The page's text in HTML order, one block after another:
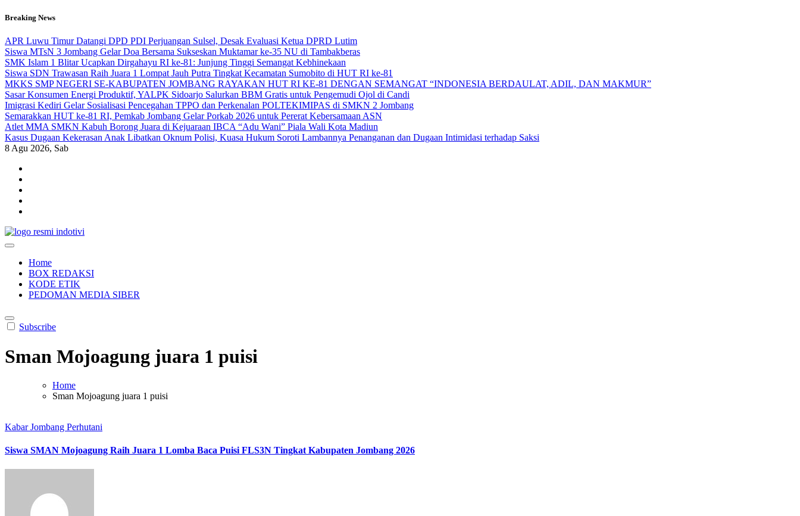
Skip
content
Breaking News
APR Luwu Timur Datangi DPD PDI Perjuangan Sulsel, Desak Evaluasi Ketua DPRD Lutim
Siswa MTsN 3 Jombang Gelar Doa Bersama Sukseskan Muktamar ke-35 NU di Tambakberas
SMK Islam 1 Blitar Ucapkan Dirgahayu RI ke-81: Junjung Tinggi Semangat Kebhinekaan
Siswa SDN Trawasan Raih Juara 1 Lompat Jauh Putra Tingkat Kecamatan Sumobito di HUT RI ke-81
MKKS SMP NEGERI SE-KABUPATEN JOMBANG RAYAKAN HUT RI KE-81 DENGAN SEMANGAT “INDONESIA BERDAULAT, ADIL, DAN MAKMUR”
Sasar Konsumen Energi Produktif, YALPK Sidoarjo Salurkan BBM Gratis untuk Pengemudi Ojol di Candi
Imigrasi Kediri Gelar Sosialisasi Pencegahan TPPO dan Perkenalan POLTEKIMIPAS di SMKN 2 Jombang
Semarakkan HUT ke-81 RI, Pemkab Jombang Gelar Porkab 2026 untuk Pererat Kebersamaan ASN
Atlet MMA SMKN Kabuh Borong Juara di Kejuaraan IBCA “Adu Wani” Piala Wali Kota Madiun
Kasus Dugaan Kekerasan Anak Libatkan Oknum Polisi, Kuasa Hukum Soroti Lambannya Penanganan dan Dugaan Intimidasi terhadap Saksi
8 Agu 2026, Sab
Home
BOX REDAKSI
KODE ETIK
PEDOMAN MEDIA SIBER
Subscribe
Sman Mojoagung juara 1 puisi
Home
Sman Mojoagung juara 1 puisi
Kabar Jombang Perhutani
Siswa SMAN Mojoagung Raih Juara 1 Lomba Baca Puisi FLS3N Tingkat Kabupaten Jombang 2026